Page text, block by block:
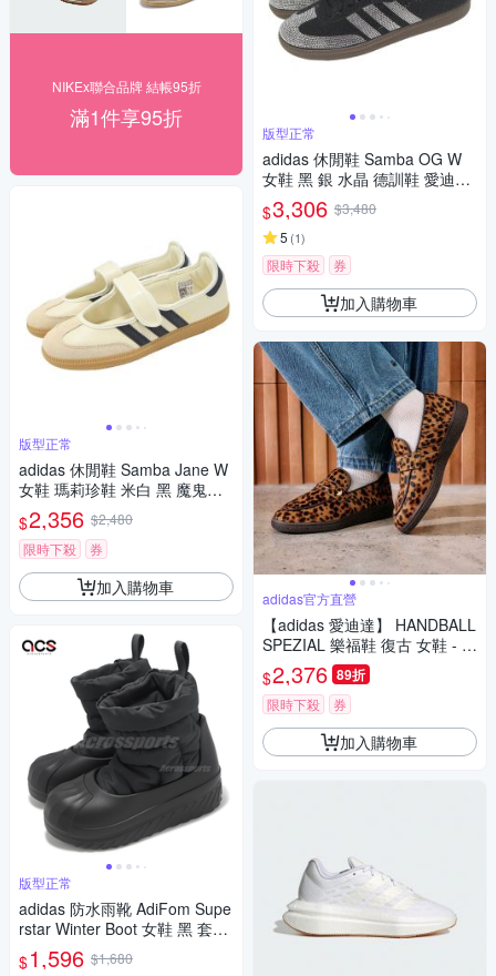
NIKEx聯合品牌 結帳95折
滿1件享95折
版型正常
adidas 休閒鞋 Samba Jane W
女鞋 瑪莉珍鞋 米白 黑 魔鬼氈
愛迪達 JR7338
$2,356 $2,480
限時下殺
券
加入購物車
版型正常
adidas 防水雨靴 AdiFom Supe
rstar Winter Boot 女鞋 黑 套入
式 靴子 愛迪達 IG4215
$1,596 $1,680
版型正常
adidas 休閒鞋 Samba OG W
女鞋 黑 銀 水晶 德訓鞋 愛迪達
IH9052
$3,306 $3,480
5 (1)
限時下殺 券
加入購物車
adidas官方直營
【adidas 愛迪達】 HANDBALL
SPEZIAL 樂福鞋 復古 女鞋 - O
riginals KJ2526
$2,376 89折
限時下殺 券
加入購物車